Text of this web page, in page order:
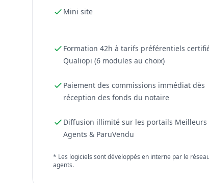
Mini site
Formation 42h à tarifs préférentiels
Qualiopi (6 modules au choix)
Paiement des commissions immédiat dès
réception des fonds du notaire
Diffusion illimité sur les portails Meilleurs
Agents & ParuVendu
* Les logiciels sont développés en interne par le
agents.